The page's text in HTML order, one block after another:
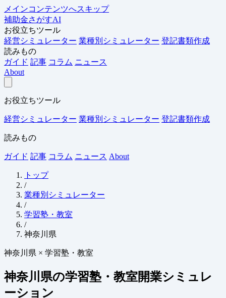
メインコンテンツへスキップ
補助金さがすAI
お役立ちツール
経営シミュレーター 業種別シミュレーター 登記書類作成
読みもの
ガイド 記事 コラム ニュース
About
お役立ちツール
経営シミュレーター 業種別シミュレーター 登記書類作成
読みもの
ガイド 記事 コラム ニュース About
トップ
/
業種別シミュレーター
/
学習塾・教室
/
神奈川県
神奈川県 × 学習塾・教室
神奈川県の学習塾・教室開業シミュレ
ーション